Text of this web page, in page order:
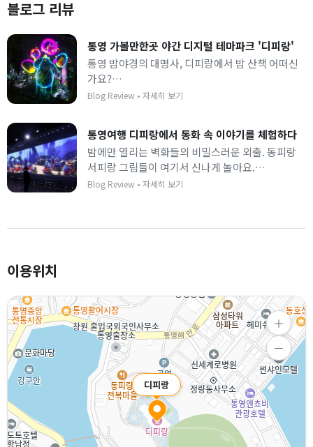
블로그 리뷰
통영 가볼만한곳 야간 디지털 테마파크 '디피랑'
통영 밤야경의 대명사, 디피랑에서 밤 산책 어떠신
가요?
아이들도 신나서 뛰놀고 어른들도 동심으로 돌아가
Blog Review • 자세히 보기
통영여행 디피랑에서 동화 속 이야기를 체험하다
밤에만 열리는 벽화들의 비밀스러운 외출. 동피랑
서피랑 그림들이 여기서 신나게 놀아요.
남망산 숲길 따라 이어지는 빛의 이야기, 걷다 보면
Blog Review • 자세히 보기
이용위치
디피랑